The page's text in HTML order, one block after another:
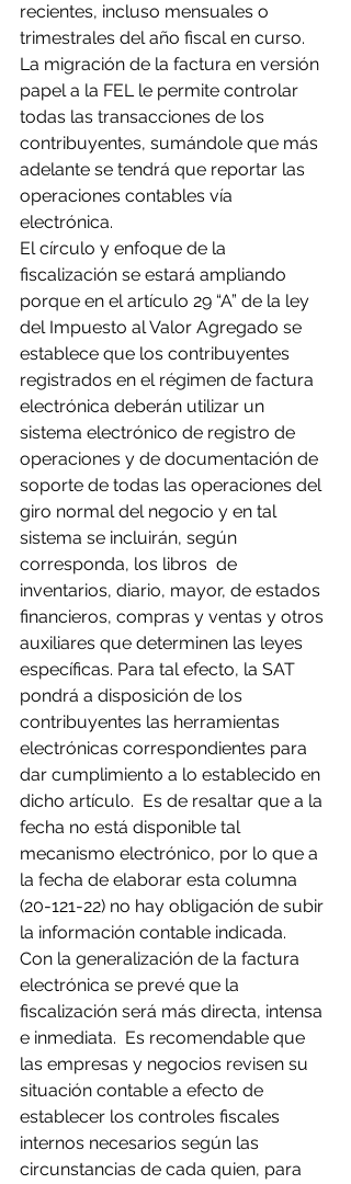
recientes, incluso mensuales o
trimestrales del año fiscal en curso.
La migración de la factura en versión
papel a la FEL le permite controlar
todas las transacciones de los
contribuyentes, sumándole que más
adelante se tendrá que reportar las
operaciones contables vía
electrónica.
El círculo y enfoque de la
fiscalización se estará ampliando
porque en el artículo 29 “A” de la ley
del Impuesto al Valor Agregado se
establece que los contribuyentes
registrados en el régimen de factura
electrónica deberán utilizar un
sistema electrónico de registro de
operaciones y de documentación de
soporte de todas las operaciones del
giro normal del negocio y en tal
sistema se incluirán, según
corresponda, los libros  de
inventarios, diario, mayor, de estados
financieros, compras y ventas y otros
auxiliares que determinen las leyes
específicas. Para tal efecto, la SAT
pondrá a disposición de los
contribuyentes las herramientas
electrónicas correspondientes para
dar cumplimiento a lo establecido en
dicho artículo.  Es de resaltar que a la
fecha no está disponible tal
mecanismo electrónico, por lo que a
la fecha de elaborar esta columna
(20-121-22) no hay obligación de subir
la información contable indicada.
Con la generalización de la factura
electrónica se prevé que la
fiscalización será más directa, intensa
e inmediata.  Es recomendable que
las empresas y negocios revisen su
situación contable a efecto de
establecer los controles fiscales
internos necesarios según las
circunstancias de cada quien, para